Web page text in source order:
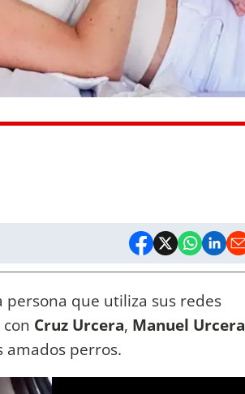
persona que utiliza sus redes
Cruz Urcera, Manuel Urcera
amados perros.